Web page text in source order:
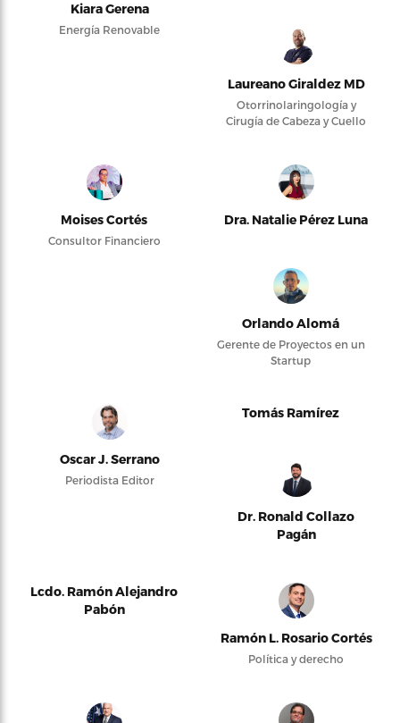
Kiara Gerena
Energía Renovable
Laureano Giraldez MD
Otorrinolaringología y
Cirugía de Cabeza y Cuello
Moises Cortés
Consultor Financiero
Dra. Natalie Pérez Luna
Orlando Alomá
Gerente de Proyectos en un
Startup
Oscar J. Serrano
Periodista Editor
Tomás Ramírez
Dr. Ronald Collazo
Pagán
Lcdo. Ramón Alejandro
Pabón
Ramón L. Rosario Cortés
Política y derecho